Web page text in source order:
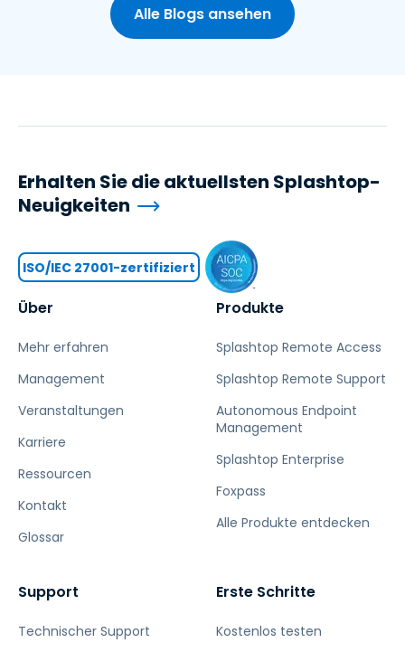
Alle Blogs ansehen
Über
Mehr erfahren
Management
Veranstaltungen
Karriere
Ressourcen
Kontakt
Glossar
Produkte
Splashtop Remote Access
Splashtop Remote Support
Autonomous Endpoint
Management
Splashtop Enterprise
Foxpass
Alle Produkte entdecken
Support
Technischer Support
Erste Schritte
Kostenlos testen
Erhalten Sie die aktuellsten Splashtop-
Neuigkeiten
ISO/IEC 27001-zertifiziert